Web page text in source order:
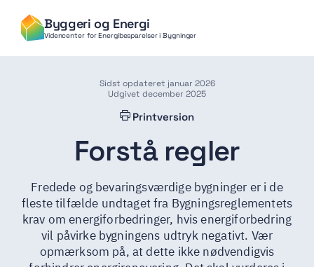
Byggeri og Energi
Videncenter for Energibesparelser i Bygninger
Sidst opdateret januar 2026
Udgivet december 2025
Printversion
Forstå regler
Fredede og bevaringsværdige bygninger er i de
fleste tilfælde undtaget fra Bygningsreglementets
krav om energiforbedringer, hvis energiforbedring
vil påvirke bygningens udtryk negativt. Vær
opmærksom på, at dette ikke nødvendigvis